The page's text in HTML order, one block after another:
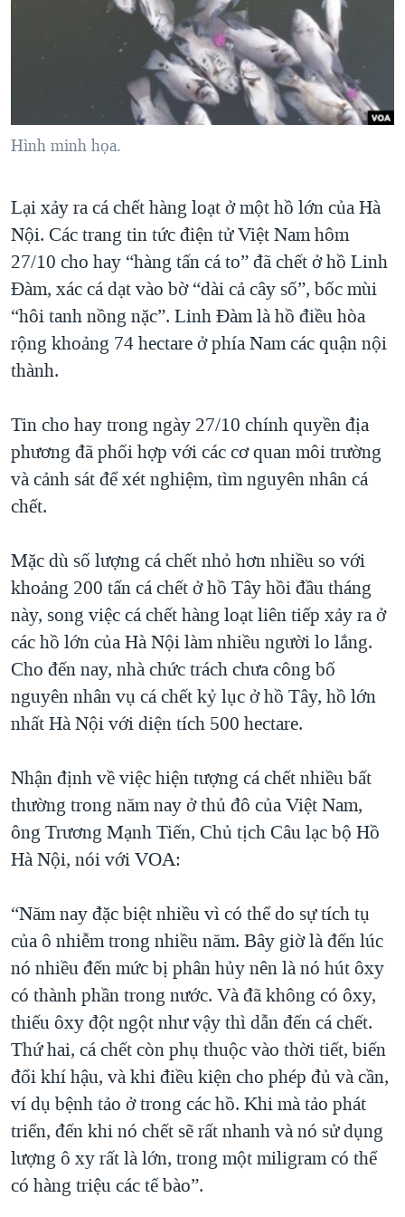
NGƯỜI VIỆT HẢI NGOẠI
SỨC KHOẺ
THỂ THAO
HÀNH TRÌNH BẦU CỬ 2024
MỘT NĂM CHIẾN TRANH TẠI DẢI GAZA
GIẢI MÃ VÀNH ĐAI & CON ĐƯỜNG
GROUND ZERO – XƯA VÀ NAY
CHI PHÍ CHIẾN TRANH AFGHANISTAN
CÁC GIÁ TRỊ CỘNG HÒA Ở VIỆT NAM
THƯỢNG ĐỈNH TRUMP-KIM TẠI VIỆT NAM
TRỊNH VĨNH BÌNH VS. CHÍNH PHỦ VIỆT NAM
NGƯ DÂN VIỆT VÀ LÀN SÓNG TRỘM HẢI SÂM
QUAN HỆ VIỆT MỸ
NGHE
Hình minh họa.
Lại xảy ra cá chết hàng loạt ở một hồ lớn của Hà
Nội. Các trang tin tức điện tử Việt Nam hôm
27/10 cho hay “hàng tấn cá to” đã chết ở hồ Linh
Đàm, xác cá dạt vào bờ “dài cả cây số”, bốc mùi
“hôi tanh nồng nặc”. Linh Đàm là hồ điều hòa
rộng khoảng 74 hectare ở phía Nam các quận nội
thành.
Tin cho hay trong ngày 27/10 chính quyền địa
phương đã phối hợp với các cơ quan môi trường
và cảnh sát để xét nghiệm, tìm nguyên nhân cá
chết.
Mặc dù số lượng cá chết nhỏ hơn nhiều so với
khoảng 200 tấn cá chết ở hồ Tây hồi đầu tháng
này, song việc cá chết hàng loạt liên tiếp xảy ra ở
các hồ lớn của Hà Nội làm nhiều người lo lắng.
Cho đến nay, nhà chức trách chưa công bố
nguyên nhân vụ cá chết kỷ lục ở hồ Tây, hồ lớn
nhất Hà Nội với diện tích 500 hectare.
Nhận định về việc hiện tượng cá chết nhiều bất
thường trong năm nay ở thủ đô của Việt Nam,
ông Trương Mạnh Tiến, Chủ tịch Câu lạc bộ Hồ
Hà Nội, nói với VOA:
“Năm nay đặc biệt nhiều vì có thể do sự tích tụ
của ô nhiễm trong nhiều năm. Bây giờ là đến lúc
nó nhiều đến mức bị phân hủy nên là nó hút ôxy
có thành phần trong nước. Và đã không có ôxy,
thiếu ôxy đột ngột như vậy thì dẫn đến cá chết.
Thứ hai, cá chết còn phụ thuộc vào thời tiết, biến
đổi khí hậu, và khi điều kiện cho phép đủ và cần,
ví dụ bệnh tảo ở trong các hồ. Khi mà tảo phát
triển, đến khi nó chết sẽ rất nhanh và nó sử dụng
lượng ô xy rất là lớn, trong một miligram có thể
có hàng triệu các tế bào”.